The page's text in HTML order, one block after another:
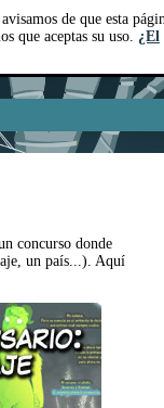
de que esta
que aceptas su uso. ¿El
concurso donde
un país...). Aquí